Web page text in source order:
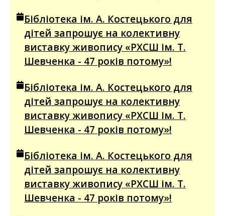
Бібліотека ім. А. Костецького для
дітей запрошує на колективну
виставку живопису «РХСШ ім. Т.
Шевченка - 47 років потому»!
Бібліотека ім. А. Костецького для
дітей запрошує на колективну
виставку живопису «РХСШ ім. Т.
Шевченка - 47 років потому»!
Бібліотека ім. А. Костецького для
дітей запрошує на колективну
виставку живопису «РХСШ ім. Т.
Шевченка - 47 років потому»!